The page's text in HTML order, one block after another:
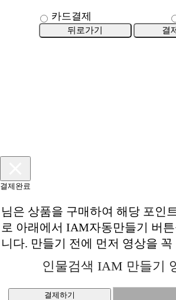
카드결제
뒤로가기 결
결제완료
님은 상품을 구매하여 해당 포인
로 아래에서 IAM자동만들기 버
니다. 만들기 전에 먼저 영상을
인물검색 IAM 만들기
결제하기